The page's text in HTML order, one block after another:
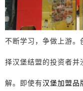
不断学习，争做上游。
择汉堡结盟的投资者并
解。即使有汉堡加盟品